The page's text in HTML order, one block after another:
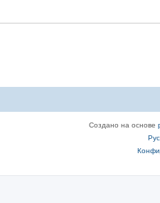
Создано на основе